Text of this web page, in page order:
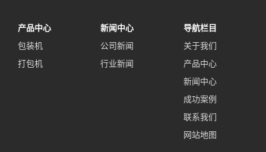
产品中心
包装机
打包机
新闻中心
公司新闻
行业新闻
导航栏目
关于我们
产品中心
新闻中心
成功案例
联系我们
网站地图